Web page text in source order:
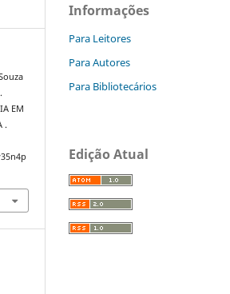
EM
.
Informações
Para Leitores
Para Autores
Para Bibliotecários
Edição Atual